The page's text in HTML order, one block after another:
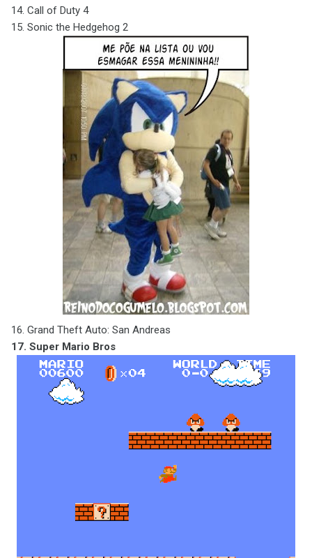
14. Call of Duty 4
15. Sonic the Hedgehog 2
16. Grand Theft Auto: San Andreas
17. Super Mario Bros